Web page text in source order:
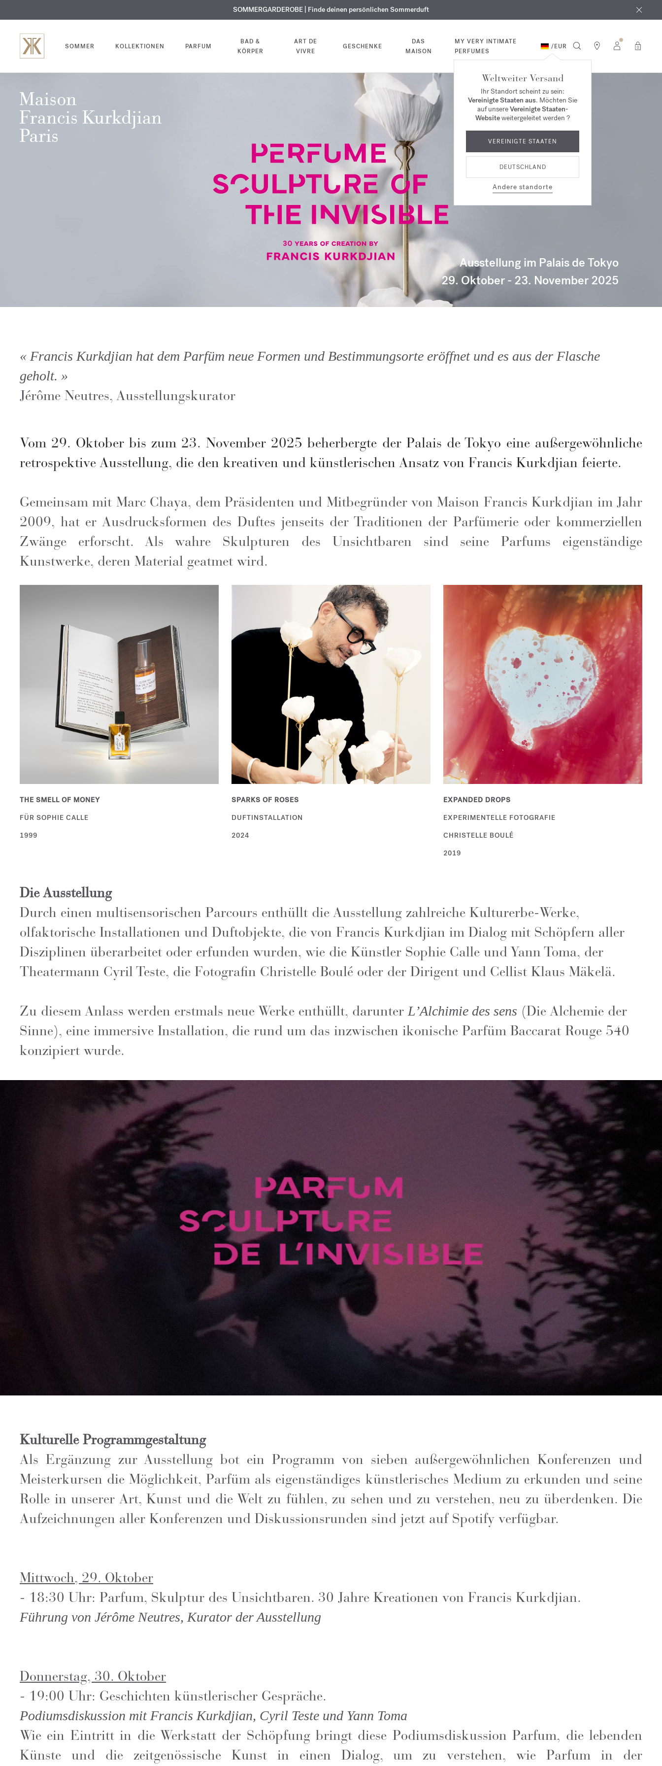
EXKLUSIV | Erhalten Sie OUDvelvet moodin Ihrer Bestellung*
KOSTENLOSE GRAVUR | Auf alle Düfte und Körperöle bis zum 9. August
SOMMERGARDEROBE | Finde deinen persönlichen Sommerduft
SOMMER KOLLEKTIONEN PARFUM
BAD &
KÖRPER
ART DE
VIVRE
GESCHENKE
DAS
MAISON
MY VERY INTIMATE
PERFUMES
/EUR 0
Weltweiter Versand
Ihr Standort scheint zu sein:
Vereinigte Staaten aus. Möchten Sie
auf unsereVereinigte Staaten-
Websiteweitergeleitet werden ?
VEREINIGTE STAATEN
DEUTSCHLAND
Andere standorte
Ausstellung im Palais de Tokyo
29. Oktober - 23. November 2025
« Francis Kurkdjian hat dem Parfüm neue Formen und Bestimmungsorte eröffnet und es aus der Flasche
geholt. »
Jérôme Neutres, Ausstellungskurator
Vom 29. Oktober bis zum 23. November 2025 beherbergte der Palais de Tokyo eine außergewöhnliche
retrospektive Ausstellung, die den kreativen und künstlerischen Ansatz von Francis Kurkdjian feierte.
Gemeinsam mit Marc Chaya, dem Präsidenten und Mitbegründer von Maison Francis Kurkdjian im Jahr
2009, hat er Ausdrucksformen des Duftes jenseits der Traditionen der Parfümerie oder kommerziellen
Zwänge erforscht. Als wahre Skulpturen des Unsichtbaren sind seine Parfums eigenständige
Kunstwerke, deren Material geatmet wird.
THE SMELL OF MONEY
FÜR SOPHIE CALLE
1999
SPARKS OF ROSES
DUFTINSTALLATION
2024
EXPANDED DROPS
EXPERIMENTELLE FOTOGRAFIE
CHRISTELLE BOULÉ
2019
Die Ausstellung
Durch einen multisensorischen Parcours enthüllt die Ausstellung zahlreiche Kulturerbe-Werke,
olfaktorische Installationen und Duftobjekte, die von Francis Kurkdjian im Dialog mit Schöpfern aller
Disziplinen überarbeitet oder erfunden wurden, wie die Künstler Sophie Calle und Yann Toma, der
Theatermann Cyril Teste, die Fotografin Christelle Boulé oder der Dirigent und Cellist Klaus Mäkelä.
Zu diesem Anlass werden erstmals neue Werke enthüllt, darunterL’Alchimie des sens (Die Alchemie der
Sinne), eine immersive Installation, die rund um das inzwischen ikonische Parfüm Baccarat Rouge 540
konzipiert wurde.
Kulturelle Programmgestaltung
Als Ergänzung zur Ausstellung bot ein Programm von sieben außergewöhnlichen Konferenzen und
Meisterkursen die Möglichkeit, Parfüm als eigenständiges künstlerisches Medium zu erkunden und seine
Rolle in unserer Art, Kunst und die Welt zu fühlen, zu sehen und zu verstehen, neu zu überdenken. Die
Aufzeichnungen aller Konferenzen und Diskussionsrunden sind jetzt auf Spotify verfügbar.
Mittwoch, 29. Oktober
- 18:30 Uhr: Parfum, Skulptur des Unsichtbaren. 30 Jahre Kreationen von Francis Kurkdjian.
Führung von Jérôme Neutres, Kurator der Ausstellung
Donnerstag, 30. Oktober
- 19:00 Uhr: Geschichten künstlerischer Gespräche.
Podiumsdiskussion mit Francis Kurkdjian, Cyril Teste und Yann Toma
Wie ein Eintritt in die Werkstatt der Schöpfung bringt diese Podiumsdiskussion Parfum, die lebenden
Künste und die zeitgenössische Kunst in einen Dialog, um zu verstehen, wie Parfum in der